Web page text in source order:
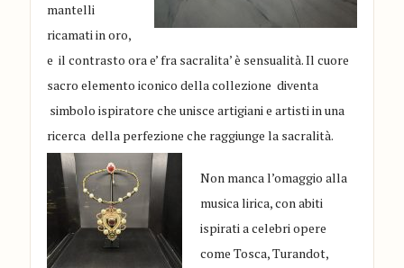
mantelli
ricamati in oro,
e il contrasto ora e’ fra sacralita’ è sensualità. Il cuore
sacro elemento iconico della collezione diventa
simbolo ispiratore che unisce artigiani e artisti in una
ricerca della perfezione che raggiunge la sacralità.
Non manca l’omaggio alla
musica lirica, con abiti
ispirati a celebri opere
come Tosca, Turandot,